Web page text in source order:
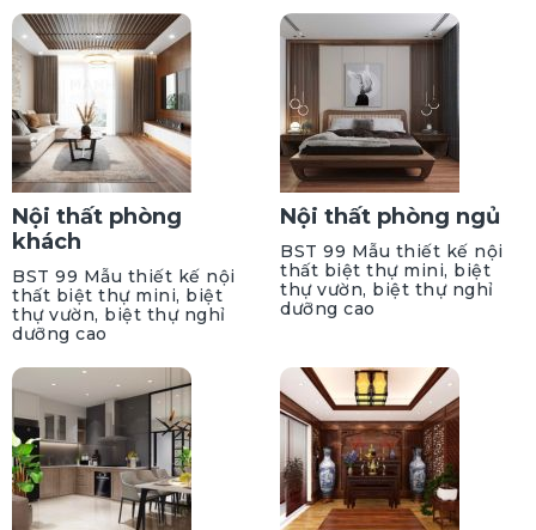
Nội thất phòng
khách
BST 99 Mẫu thiết kế nội
thất biệt thự mini, biệt
thự vườn, biệt thự nghỉ
dưỡng cao
Nội thất phòng ngủ
BST 99 Mẫu thiết kế nội
thất biệt thự mini, biệt
thự vườn, biệt thự nghỉ
dưỡng cao